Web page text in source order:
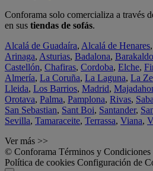
Conforama solo comercializa a través
en sus tiendas de sofás.
Alcalá de Guadaíra, Alcalá de Henares,
Arinaga, Asturias, Badalona, Barakaldo
Castellón, Chafiras, Cordoba, Elche,
Almería, La Coruña, La Laguna, La
Lleida, Los Barrios, Madrid,
Orotava, Palma, Pamplona, Rivas,
San Sebastian, Sant Boi, Santander,
Sevilla, Tamaraceite, Terrassa, Viana,
Ver más >>
© Conforama Términos y Condiciones
Política de cookies Configuración de